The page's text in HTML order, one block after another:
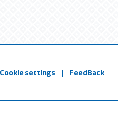
Cookie settings | FeedBack